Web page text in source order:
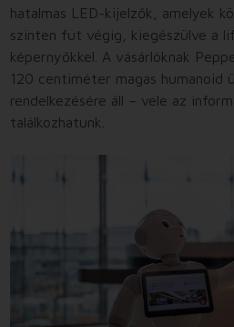
hatalmas LED-kijelzők, amelyek
szinten fut végig, kiegészülve a
képernyőkkel. A vásárlóknak
120 centiméter magas humanoid
rendelkezésére áll – vele az
találkozhatunk.